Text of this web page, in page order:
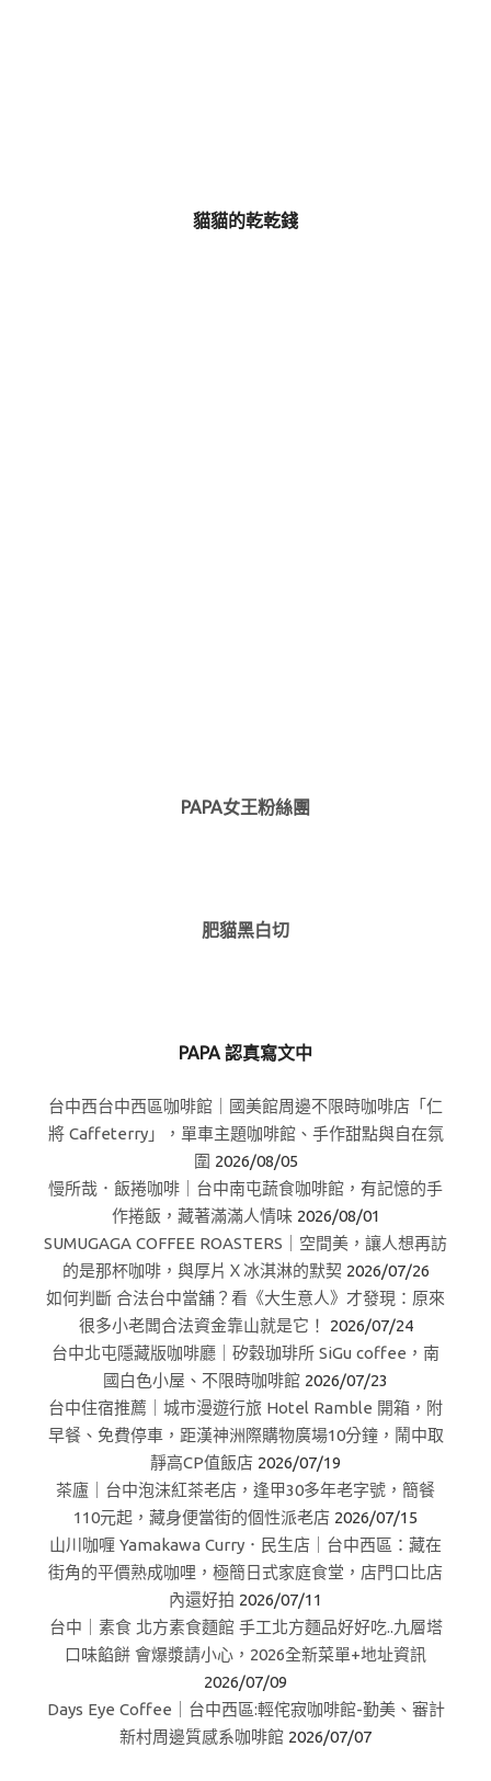
貓貓的乾乾錢
PAPA女王粉絲團
肥貓黑白切
PAPA 認真寫文中
台中西台中西區咖啡館｜國美館周邊不限時咖啡店「仁
將 Caffeterry」，單車主題咖啡館、手作甜點與自在氛
圍 2026/08/05
慢所哉．飯捲咖啡｜台中南屯蔬食咖啡館，有記憶的手
作捲飯，藏著滿滿人情味 2026/08/01
SUMUGAGA COFFEE ROASTERS｜空間美，讓人想再訪
的是那杯咖啡，與厚片Ｘ冰淇淋的默契 2026/07/26
如何判斷 合法台中當舖？看《大生意人》才發現：原來
很多小老闆合法資金靠山就是它！
2026/07/24
台中北屯隱藏版咖啡廳｜矽穀珈琲所 SiGu coffee，南
國白色小屋、不限時咖啡館 2026/07/23
台中住宿推薦｜城市漫遊行旅 Hotel Ramble 開箱，附
早餐、免費停車，距漢神洲際購物廣場10分鐘，鬧中取
靜高CP值飯店 2026/07/19
茶廬｜台中泡沫紅茶老店，逢甲30多年老字號，簡餐
110元起，藏身便當街的個性派老店 2026/07/15
山川咖喱 Yamakawa Curry．民生店｜台中西區：藏在
街角的平價熟成咖哩，極簡日式家庭食堂，店門口比店
內還好拍 2026/07/11
台中｜素食 北方素食麵館 手工北方麵品好好吃..九層塔
口味餡餅 會爆漿請小心，2026全新菜單+地址資訊
2026/07/09
Days Eye Coffee｜台中西區:輕侘寂咖啡館-勤美、審計
新村周邊質感系咖啡館 2026/07/07